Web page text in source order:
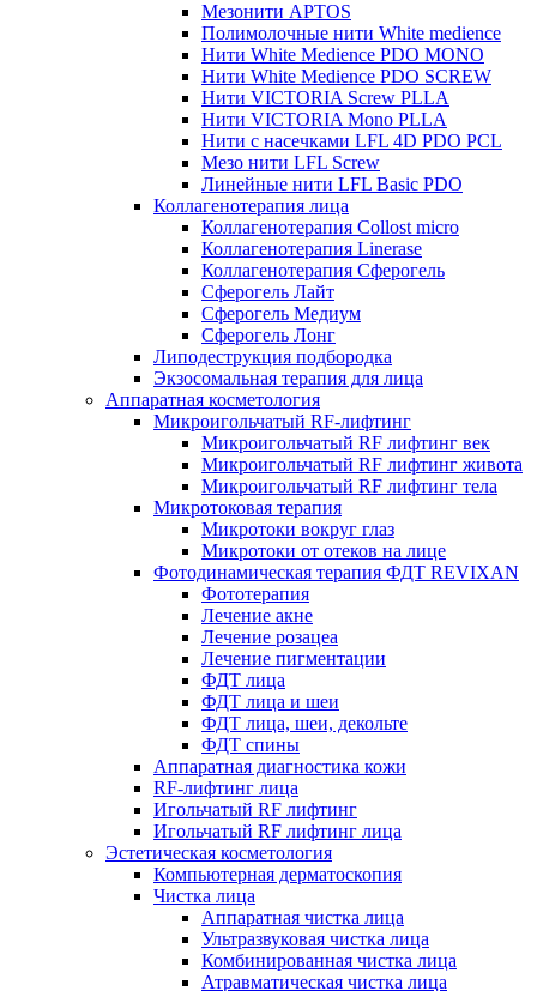
Мезонити APTOS
Полимолочные нити White medience
Нити White Medience PDO MONO
Нити White Medience PDO SCREW
Нити VICTORIA Screw PLLA
Нити VICTORIA Mono PLLA
Нити с насечками LFL 4D PDO PCL
Мезо нити LFL Screw
Линейные нити LFL Basic PDO
Коллагенотерапия лица
Коллагенотерапия Collost micro
Коллагенотерапия Linerase
Коллагенотерапия Сферогель
Сферогель Лайт
Сферогель Медиум
Сферогель Лонг
Липодеструкция подбородка
Экзосомальная терапия для лица
Аппаратная косметология
Микроигольчатый RF-лифтинг
Микроигольчатый RF лифтинг век
Микроигольчатый RF лифтинг живота
Микроигольчатый RF лифтинг тела
Микротоковая терапия
Микротоки вокруг глаз
Микротоки от отеков на лице
Фотодинамическая терапия ФДТ REVIXAN
Фототерапия
Лечение акне
Лечение розацеа
Лечение пигментации
ФДТ лица
ФДТ лица и шеи
ФДТ лица, шеи, декольте
ФДТ спины
Аппаратная диагностика кожи
RF-лифтинг лица
Игольчатый RF лифтинг
Игольчатый RF лифтинг лица
Эстетическая косметология
Компьютерная дерматоскопия
Чистка лица
Аппаратная чистка лица
Ультразвуковая чистка лица
Комбинированная чистка лица
Атравматическая чистка лица